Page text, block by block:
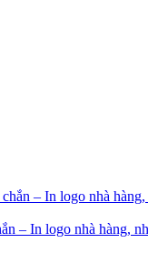
– In logo nhà hàng,